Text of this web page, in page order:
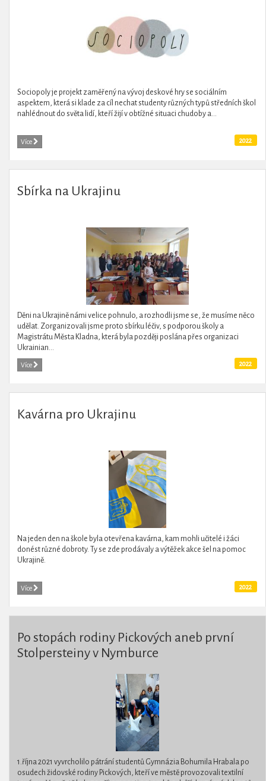
Sociopoly je projekt zaměřený na vývoj deskové hry se sociálním
aspektem, která si klade za cíl nechat studenty různých typů středních škol
nahlédnout do světa lidí, kteří žijí v obtížné situaci chudoby a...
Více 2022
Sbírka na Ukrajinu
Děni na Ukrajině námi velice pohnulo, a rozhodli jsme se, že musíme něco
udělat. Zorganizovali jsme proto sbírku léčiv, s podporou školy a
Magistrátu Města Kladna, která byla později poslána přes organizaci
Ukrainian...
Více 2022
Kavárna pro Ukrajinu
Na jeden den na škole byla otevřena kavárna, kam mohli učitelé i žáci
donést různé dobroty. Ty se zde prodávaly a výtěžek akce šel na pomoc
Ukrajině.
Více 2022
Po stopách rodiny Pickových aneb první
Stolpersteiny v Nymburce
1.října 2021 vyvrcholilo pátrání studentů Gymnázia Bohumila Hrabala po
osudech židovské rodiny Pickových, kteří ve městě provozovali textilní